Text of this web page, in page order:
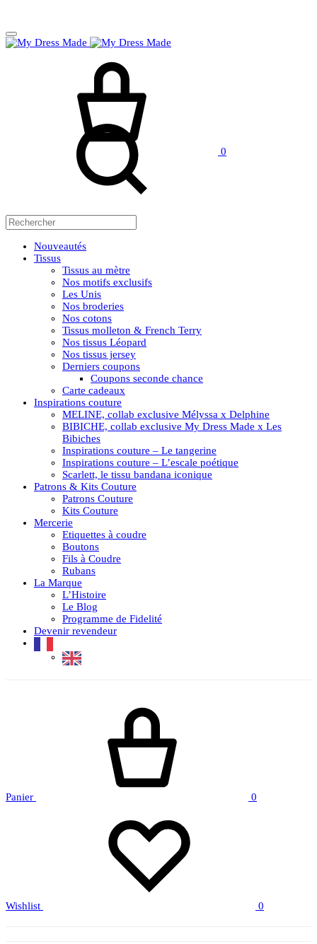
0
Nouveautés
Tissus
Tissus au mètre
Nos motifs exclusifs
Les Unis
Nos broderies
Nos cotons
Tissus molleton & French Terry
Nos tissus Léopard
Nos tissus jersey
Derniers coupons
Coupons seconde chance
Carte cadeaux
Inspirations couture
MELINE, collab exclusive Mélyssa x Delphine
BIBICHE, collab exclusive My Dress Made x Les
Bibiches
Inspirations couture – Le tangerine
Inspirations couture – L’escale poétique
Scarlett, le tissu bandana iconique
Patrons & Kits Couture
Patrons Couture
Kits Couture
Mercerie
Etiquettes à coudre
Boutons
Fils à Coudre
Rubans
La Marque
L’Histoire
Le Blog
Programme de Fidelité
Devenir revendeur
Panier 0
Wishlist 0